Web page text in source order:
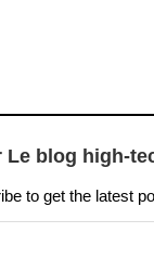
blog high-
to get the latest